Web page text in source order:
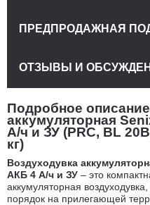
Подробное
аккумуляторная
А/ч и ЗУ (PRC, BL
кг)
Воздуходувка
АКБ 4 А/ч и ЗУ – это
аккумуляторная
порядок на прилегающей
ПРЕДПРОДАЖНАЯ
ОТЗЫВЫ И